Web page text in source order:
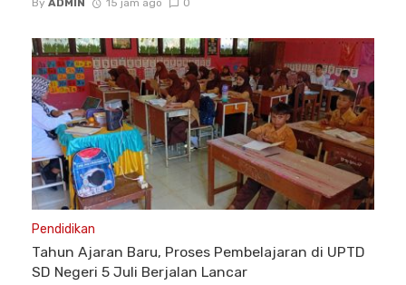
Pendidikan
Tahun Ajaran Baru, Proses Pembelajaran di UPTD
SD Negeri 5 Juli Berjalan Lancar